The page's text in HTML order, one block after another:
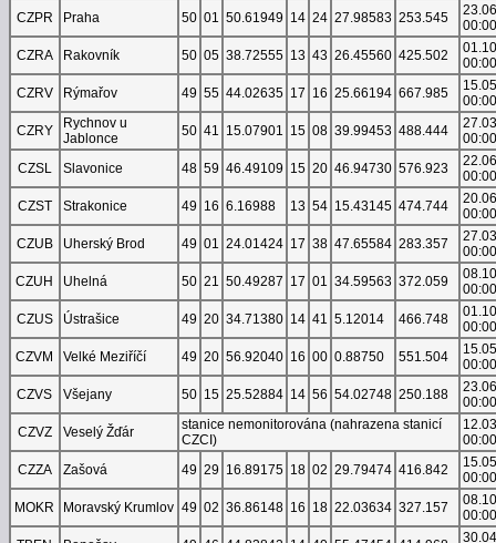
CZPR
Praha 50 01 50.61949 14 24 27.98583 253.545
00:00
CZRA
Rakovník 50 05 38.72555 13 43 26.45560 425.502
00:00
CZRV
Rýmařov 49 55 44.02635 17 16 25.66194 667.985
00:00
CZRY
Rychnov u
Jablonce
50 41 15.07901 15 08 39.99453 488.444
00:00
CZSL
Slavonice 48 59 46.49109 15 20 46.94730 576.923
00:00
CZST
Strakonice 49 16 6.16988 13 54 15.43145 474.744
00:00
CZUB
Uherský Brod 49 01 24.01424 17 38 47.65584 283.357
00:00
CZUH
Uhelná 50 21 50.49287 17 01 34.59563 372.059
00:00
CZUS
Ústrašice 49 20 34.71380 14 41 5.12014 466.748
00:00
CZVM
Velké Meziříčí 49 20 56.92040 16 00 0.88750 551.504
00:00
CZVS
Všejany 50 15 25.52884 14 56 54.02748 250.188
00:00
CZVZ
Veselý Žďár
stanice nemonitorována (nahrazena stanicí
CZCI)
00:00
CZZA
Zašová 49 29 16.89175 18 02 29.79474 416.842
00:00
MOKR
Moravský Krumlov 49 02 36.86148 16 18 22.03634 327.157
00:00